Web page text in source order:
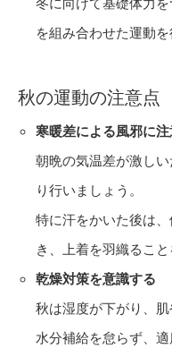
を組み合わせた運動を
秋の運動の注意点
寒暖差による風邪に注
朝晩の気温差が激し
り行いましょう。
特に汗をかいた後は
き、上着を羽織ること
乾燥対策を意識する
秋は湿度が下がり、肌
水分補給を怠らず、